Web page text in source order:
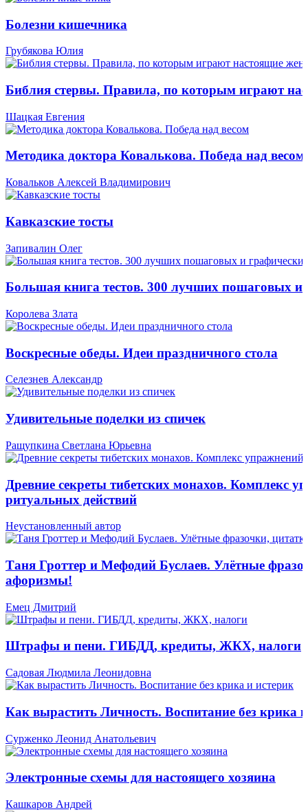
Болезни кишечника
Грубякова Юлия
Библия стервы. Правила, по которым играют
Шацкая Евгения
Методика доктора Ковалькова. Победа над весом
Ковальков Алексей Владимирович
Кавказские тосты
Запивалин Олег
Большая книга тестов. 300 лучших пошаговых и
Королева Злата
Воскресные обеды. Идеи праздничного стола
Селезнев Александр
Удивительные поделки из спичек
Ращупкина Светлана Юрьевна
Древние секреты тибетских монахов. Комплекс
ритуальных действий
Неустановленный автор
Таня Гроттер и Мефодий Буслаев. Улётные
афоризмы!
Емец Дмитрий
Штрафы и пени. ГИБДД, кредиты, ЖКХ, налоги
Садовая Людмила Леонидовна
Как вырастить Личность. Воспитание без крика
Сурженко Леонид Анатольевич
Электронные схемы для настоящего хозяина
Кашкаров Андрей